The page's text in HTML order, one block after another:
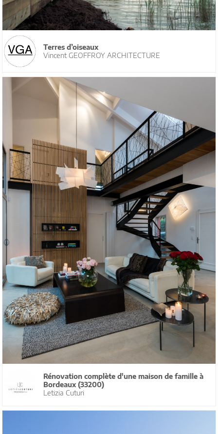
Terres d’oiseaux
Vincent GEOFFROY ARCHITECTURE
Rénovation complète d'une maison de famille à
Bordeaux (33200)
Letizia Cuturi